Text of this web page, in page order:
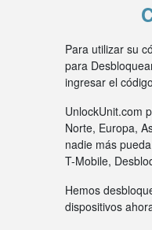
Para utilizar su
para
ingresar el
UnlockUnit.com
Norte, Europa,
nadie más
T-Mobile,
Hemos
dispositivos